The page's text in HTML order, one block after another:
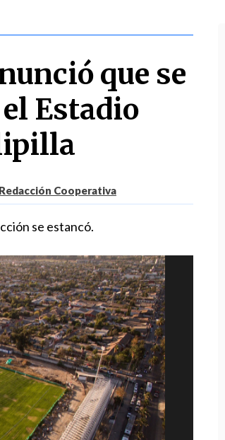
que se
Estadio
Redacción Cooperativa
se estancó.